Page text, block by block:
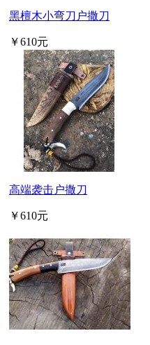
黑檀木小弯刀户撒刀
￥610元
高端袭击户撒刀
￥610元